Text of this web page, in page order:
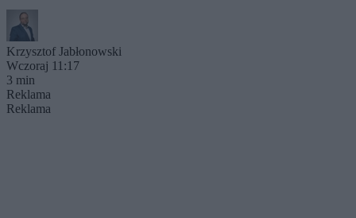
Krzysztof Jabłonowski
Wczoraj 11:17
3 min
Reklama
Reklama